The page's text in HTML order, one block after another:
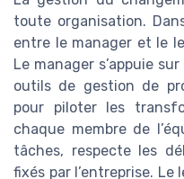
toute organisation.
entre le manager et le
Le manager s’appuie
outils de gestion de
pour piloter les
chaque membre de
tâches, respecte les
fixés par l’entreprise.